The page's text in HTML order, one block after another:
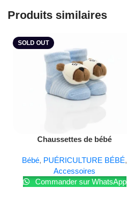
Produits similaires
SOLD OUT
Lire La SuiteChaussettes de bébé
Bébé, PUÉRICULTURE BÉBÉ,
Accessoires
Commander sur WhatsApp